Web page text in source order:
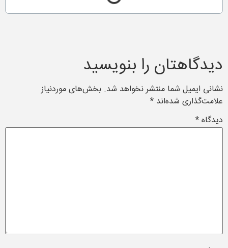
دیدگاهتان را بنویسید
نشانی ایمیل شما منتشر نخواهد شد. بخش‌های موردنیاز
علامت‌گذاری شده‌اند *
دیدگاه*